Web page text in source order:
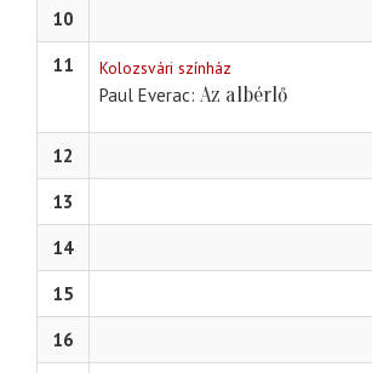
10
11
Kolozsvári színház
Paul Everac Az albérlő
12
13
14
15
16